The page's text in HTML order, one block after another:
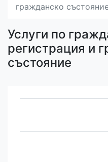
гражданско
Услуги по
регистрация и
състояние